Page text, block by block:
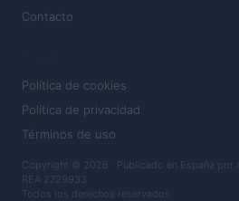
Contacto
Política de cookies
Política de privacidad
Términos de uso
Copyright © 2026 · Publicado en España por
REA 2729933
Todos los derechos reservados